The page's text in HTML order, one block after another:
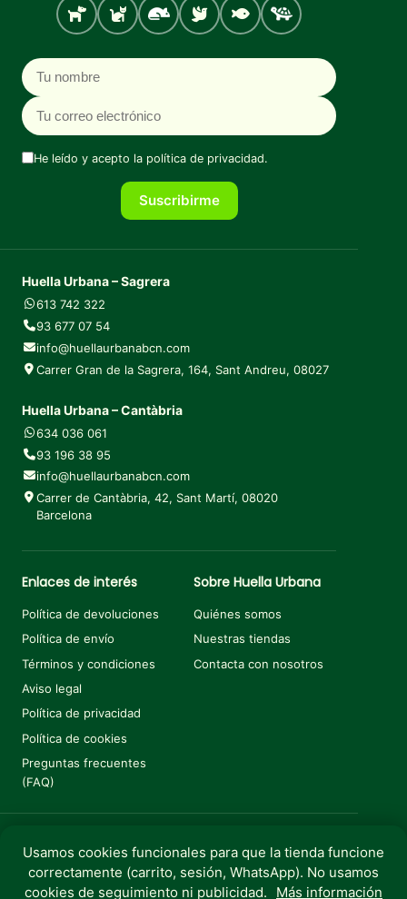
Perro Gato Roedores
Aves PecesTortugas
Nombre
Correo electrónico
He leído y acepto la política de privacidad.
Suscribirme
Huella Urbana – Sagrera
613 742 322
93 677 07 54
info@huellaurbanabcn.com
Carrer Gran de la Sagrera, 164, Sant Andreu, 08027
Huella Urbana – Cantàbria
634 036 061
93 196 38 95
info@huellaurbanabcn.com
Carrer de Cantàbria, 42, Sant Martí, 08020
Barcelona
Enlaces de interés
Política de devoluciones
Política de envío
Términos y condiciones
Aviso legal
Política de privacidad
Política de cookies
Preguntas frecuentes
(FAQ)
Sobre Huella Urbana
Quiénes somos
Nuestras tiendas
Contacta con nosotros
Copyright © 2025 Huella Urbana. Todos los derechos
reservados.
Usamos cookies funcionales para que la tienda funcione
correctamente (carrito, sesión, WhatsApp). No usamos
cookies de seguimiento ni publicidad.
Más información
€5,99 Añadir al carrito